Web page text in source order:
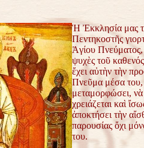
Ἡ Ἐκκλησία μας
Πεντηκοστῆς
Ἁγίου Πνεύματος,
ψυχὲς τοῦ
ἔχει αὐτὴν τὴν
Πνεῦμα μέσα του,
μεταμορφώσει,
χρειάζεται καὶ
ἀποκτήσει τὴν
παρουσίας ὄχι
του.